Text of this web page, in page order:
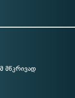
მწკრივად